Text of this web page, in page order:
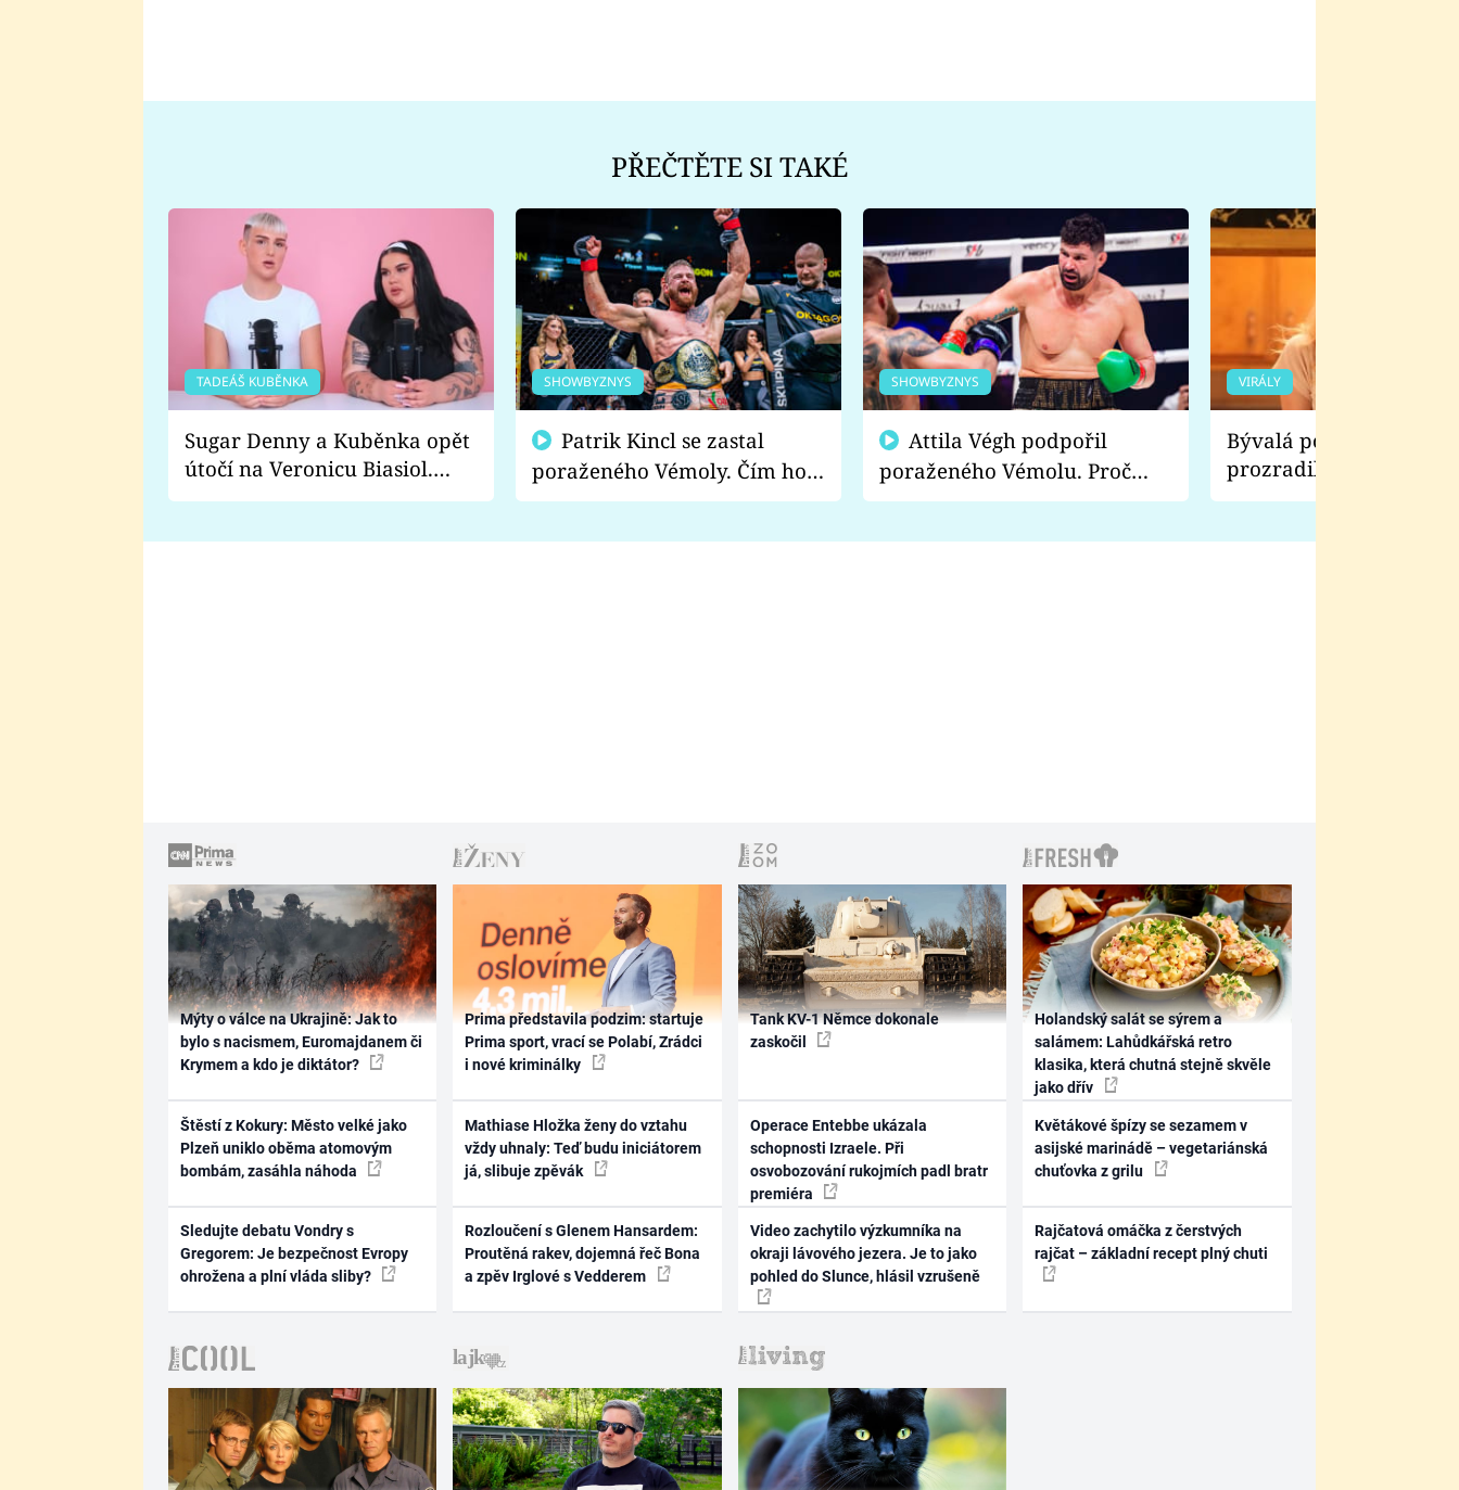
PŘEČTĚTE SI TAKÉ
TADEÁŠ KUBĚNKA
Sugar Denny a Kuběnka opět
útočí na Veronicu Biasiol.
Proč je podle nich falešná a
SHOWBYZNYS
poraženého Vémoly. Čím ho
fanoušci naštvali?
SHOWBYZNYS
poraženého Vémolu. Proč
chce raději zápasit s ním než
VIRÁLY
Bývalá pornoherečka
prozradila, co ji
natáčení Euforie.
Mýty o válce na Ukrajině: Jak to
bylo s nacismem, Euromajdanem či
Krymem a kdo je diktátor?
Štěstí z Kokury: Město velké jako
Plzeň uniklo oběma atomovým
bombám, zasáhla náhoda
Sledujte debatu Vondry s
Gregorem: Je bezpečnost Evropy
ohrožena a plní vláda sliby?
Prima představila podzim: startuje
Prima sport, vrací se Polabí, Zrádci
i nové kriminálky
Mathiase Hložka ženy do vztahu
vždy uhnaly: Teď budu iniciátorem
já, slibuje zpěvák
Rozloučení s Glenem Hansardem:
Proutěná rakev, dojemná řeč Bona
a zpěv Irglové s Vedderem
Tank KV-1 Němce dokonale
zaskočil
Operace Entebbe ukázala
schopnosti Izraele. Při
osvobozování rukojmích padl bratr
premiéra
Video zachytilo výzkumníka na
okraji lávového jezera. Je to jako
pohled do Slunce, hlásil vzrušeně
Holandský salát se sýrem a
salámem: Lahůdkářská retro
klasika, která chutná stejně skvěle
jako dřív
Květákové špízy se sezamem v
asijské marinádě – vegetariánská
chuťovka z grilu
Rajčatová omáčka z čerstvých
rajčat – základní recept plný chuti